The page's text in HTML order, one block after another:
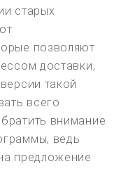
старых
позволяют
доставки,
такой
всего
внимание
ведь
предложение